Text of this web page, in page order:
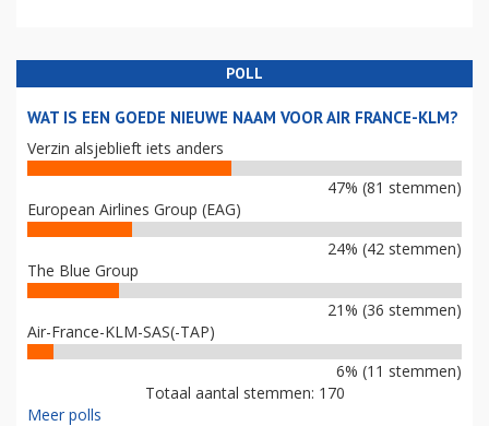
POLL
WAT IS EEN GOEDE NIEUWE NAAM VOOR AIR FRANCE-KLM?
Verzin alsjeblieft iets anders
47% (81 stemmen)
European Airlines Group (EAG)
24% (42 stemmen)
The Blue Group
21% (36 stemmen)
Air-France-KLM-SAS(-TAP)
6% (11 stemmen)
Totaal aantal stemmen: 170
Meer polls